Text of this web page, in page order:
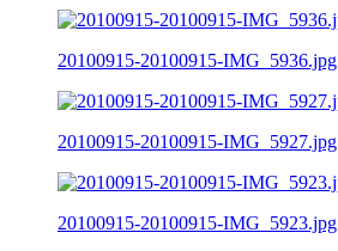
20100915-20100915-IMG_5936.jpg
20100915-20100915-IMG_5927.jpg
20100915-20100915-IMG_5923.jpg